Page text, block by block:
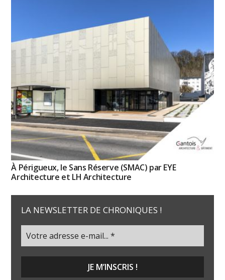
À Périgueux, le Sans Réserve (SMAC) par EYE
Architecture et LH Architecture
LA NEWSLETTER DE CHRONIQUES !